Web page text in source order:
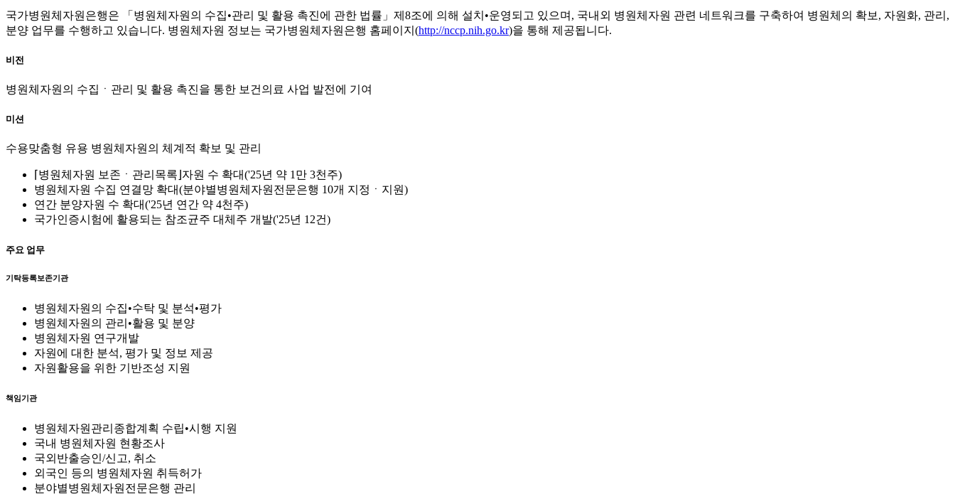
국가병원체자원은행은 「병원체자원의 수집•관리 및 활용 촉진에 관한 법률」제8조에 의해 설치•운영되고 있으며, 국내외 병원체자원 관련 네트워크를 구축하여 병원체의 확보, 자원화, 관리,
분양 업무를 수행하고 있습니다. 병원체자원 정보는 국가병원체자원은행 홈페이지(http://nccp.nih.go.kr)을 통해 제공됩니다.
비전
병원체자원의 수집ㆍ관리 및 활용 촉진을 통한 보건의료 사업 발전에 기여
미션
수용맞춤형 유용 병원체자원의 체계적 확보 및 관리
⌈병원체자원 보존ㆍ관리목록⌋자원 수 확대('25년 약 1만 3천주)
병원체자원 수집 연결망 확대(분야별병원체자원전문은행 10개 지정ㆍ지원)
연간 분양자원 수 확대('25년 연간 약 4천주)
국가인증시험에 활용되는 참조균주 대체주 개발('25년 12건)
주요 업무
기탁등록보존기관
병원체자원의 수집•수탁 및 분석•평가
병원체자원의 관리•활용 및 분양
병원체자원 연구개발
자원에 대한 분석, 평가 및 정보 제공
자원활용을 위한 기반조성 지원
책임기관
병원체자원관리종합계획 수립•시행 지원
국내 병원체자원 현황조사
국외반출승인/신고, 취소
외국인 등의 병원체자원 취득허가
분야별병원체자원전문은행 관리